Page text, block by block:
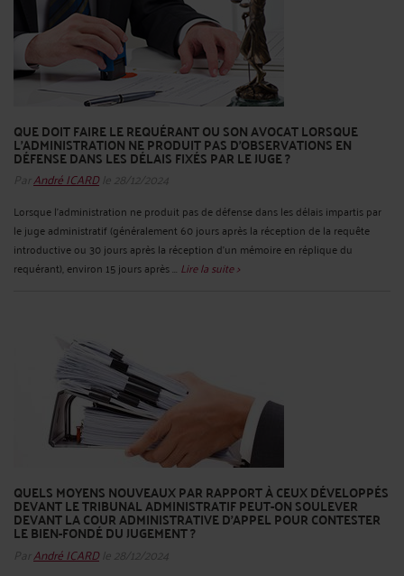
QUE DOIT FAIRE LE REQUÉRANT OU SON AVOCAT LORSQUE
L'ADMINISTRATION NE PRODUIT PAS D'OBSERVATIONS EN
DÉFENSE DANS LES DÉLAIS FIXÉS PAR LE JUGE ?
ParAndré ICARDle 28/12/2024
Lorsque l’administration ne produit pas de défense dans les délais impartis par
le juge administratif (généralement 60 jours après la réception de la requête
introductive ou 30 jours après la réception d’un mémoire en réplique du
requérant), environ 15 jours après ... Lire la suite >
QUELS MOYENS NOUVEAUX PAR RAPPORT À CEUX DÉVELOPPÉS
DEVANT LE TRIBUNAL ADMINISTRATIF PEUT-ON SOULEVER
DEVANT LA COUR ADMINISTRATIVE D’APPEL POUR CONTESTER
LE BIEN-FONDÉ DU JUGEMENT ?
ParAndré ICARDle 28/12/2024